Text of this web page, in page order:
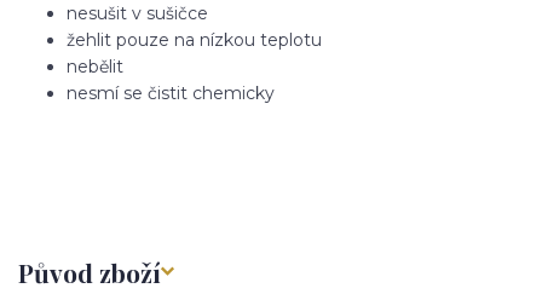
nesušit v sušičce
žehlit pouze na nízkou teplotu
nebělit
nesmí se čistit chemicky
Původ zboží